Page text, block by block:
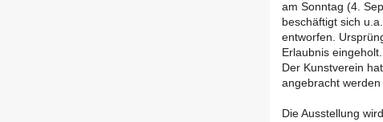
am Sonntag (4.
beschäftigt sich
entworfen.
Erlaubnis
Der Kunstverein
angebracht
Die Ausstellung